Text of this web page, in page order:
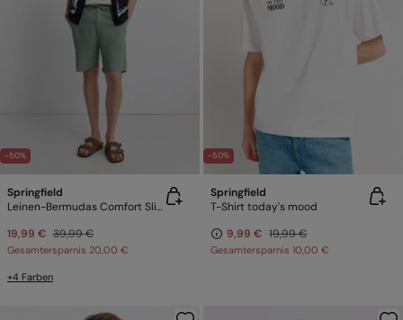
-50%
Springfield
Leinen-Bermudas Comfort Slim Fit
19,99 € 39,99 €
Gesamtersparnis 20,00 €
+4 Farben
-50%
Springfield
T-Shirt today's mood
9,99 € 19,99 €
Gesamtersparnis 10,00 €